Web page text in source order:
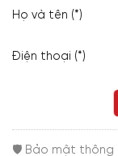
Họ và tên (*)
Điện thoại (*)